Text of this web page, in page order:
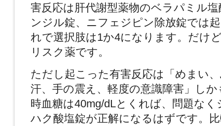
害反応は肝代謝型薬物のベラパミル
ンジル錠、ニフェジピン除放錠では
れで選択肢は1か4になります。だけ
リスク薬です。
ただし起こった有害反応は「めまい
汗、手の震え、軽度の意識障害」し
時血糖は40mg/dLとくれば、問題な
ハク酸塩錠が正解になるはずです。